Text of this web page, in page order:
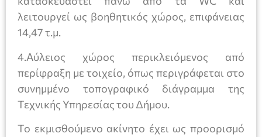
λειτουργεί ως βοηθητικός χώρος, επιφάνειας
14,47 τ.μ.
4.Αύλειος χώρος περικλειόμενος από
περίφραξη με τοιχείο, όπως περιγράφεται στο
συνημμένο τοπογραφικό διάγραμμα της
Τεχνικής Υπηρεσίας του Δήμου.
Το εκμισθούμενο ακίνητο έχει ως προορισμό